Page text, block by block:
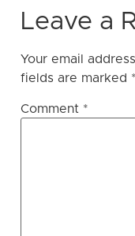
Leave a
Your email
fields are marked *
Comment *